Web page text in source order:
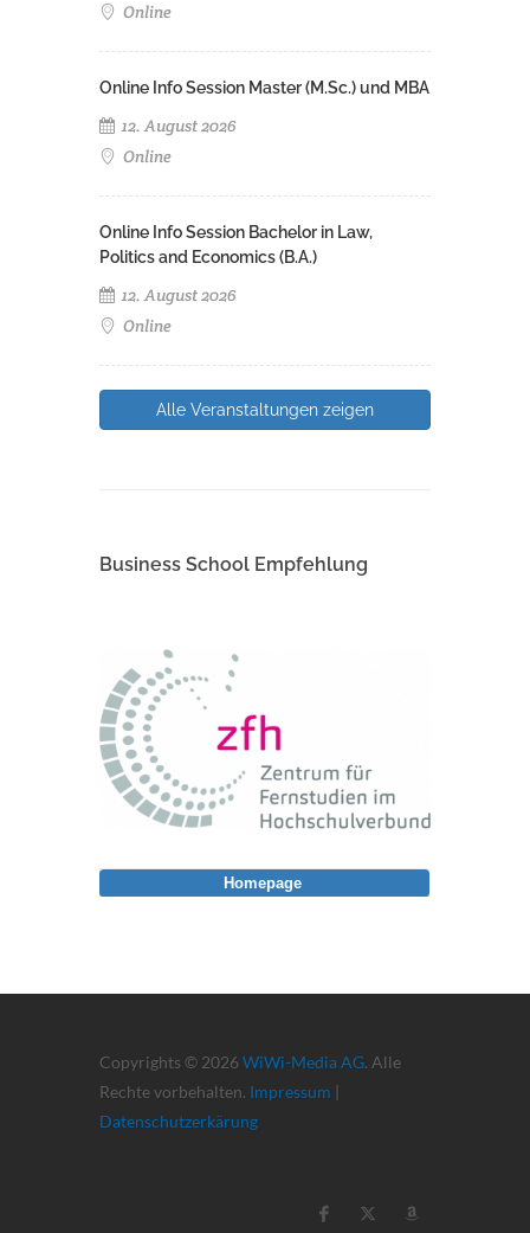
Online
Online Info Session Master (M.Sc.) und MBA
12. August 2026
Online
Online Info Session Bachelor in Law,
Politics and Economics (B.A.)
12. August 2026
Online
Alle Veranstaltungen zeigen
Business School Empfehlung
Copyrights © 2026 WiWi-Media AG. Alle
Rechte vorbehalten. Impressum |
Datenschutzerkärung
Homepage